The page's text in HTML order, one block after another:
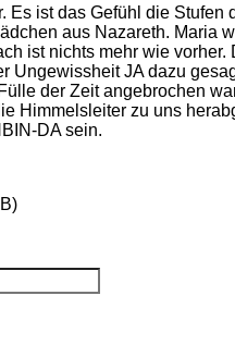
Es ist das Gefühl die
aus Nazareth. Maria
ist nichts mehr wie
Ungewissheit JA dazu
der Zeit angebrochen
Himmelsleiter zu uns
DA sein.